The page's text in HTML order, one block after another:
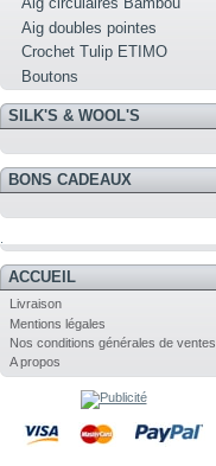
Aig doubles pointes
Crochet Tulip ETIMO
Boutons
SILK'S & WOOL'S
BONS CADEAUX
ACCUEIL
Livraison
Mentions légales
Nos conditions générales de ventes
A propos